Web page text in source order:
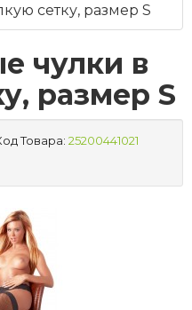
сетку, размер S
чулки в
размер S
Товара: 25200441021